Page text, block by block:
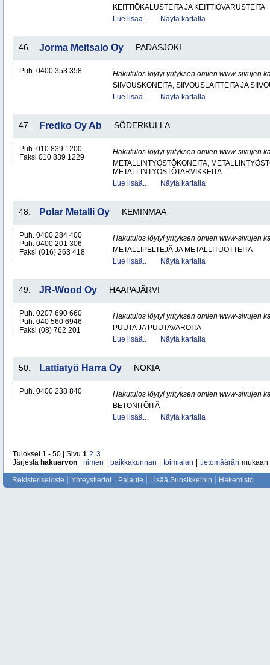
KEITTIÖKALUSTEITA JA KEITTIÖVARUSTEITA
Lue lisää..
Näytä kartalla
46. Jorma Meitsalo Oy PADASJOKI
Puh. 0400 353 358
Hakutulos löytyi yrityksen omien www-sivujen
SIIVOUSKONEITA, SIIVOUSLAITTEITA JA
Lue lisää..
Näytä kartalla
47. Fredko Oy Ab SÖDERKULLA
Puh. 010 839 1200
Faksi 010 839 1229
Hakutulos löytyi yrityksen omien www-sivujen
METALLINTYÖSTÖKONEITA,
METALLINTYÖSTÖTARVIKKEITA
Lue lisää..
Näytä kartalla
48. Polar Metalli Oy KEMINMAA
Puh. 0400 284 400
Puh. 0400 201 306
Faksi (016) 263 418
Hakutulos löytyi yrityksen omien www-sivujen
METALLIPELTEJÄ JA METALLITUOTTEITA
Lue lisää..
Näytä kartalla
49. JR-Wood Oy HAAPAJÄRVI
Puh. 0207 690 660
Puh. 040 560 6946
Faksi (08) 762 201
Hakutulos löytyi yrityksen omien www-sivujen
PUUTA JA PUUTAVAROITA
Lue lisää..
Näytä kartalla
50. Lattiatyö Harra Oy NOKIA
Puh. 0400 238 840
Hakutulos löytyi yrityksen omien www-sivujen
BETONITÖITÄ
Lue lisää..
Näytä kartalla
Tulokset 1 - 50 | Sivu 1 2 3
Järjestä hakuarvon nimen paikkakunnan toimialan tietomäärän mukaan
Rekisteriseloste Yhteystiedot Palaute Lisää Suosikkeihin Hakemisto